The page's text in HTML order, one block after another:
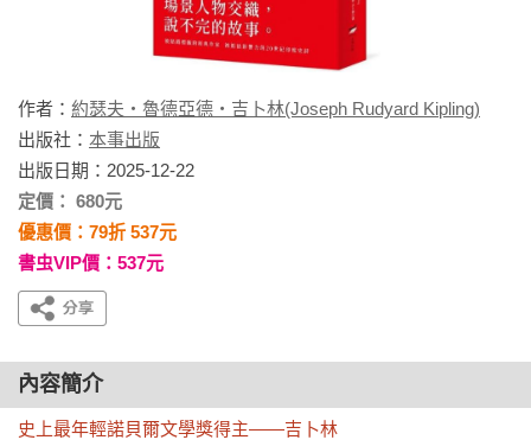
作者： 約瑟夫・魯德亞德・吉卜林(Joseph Rudyard Kipling)
出版社： 本事出版
出版日期：2025-12-22
定價： 680元
優惠價：79折 537元
書虫VIP價：537元
內容簡介
史上最年輕諾貝爾文學獎得主——吉卜林